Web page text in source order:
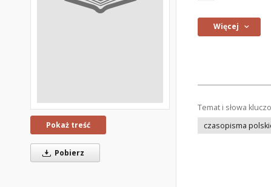
Pokaż treść
Pobierz
Więcej
Temat i słowa
czasopisma